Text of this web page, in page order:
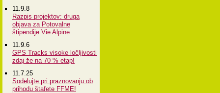
11.9.8
Razpis projektov: druga
objava za Potovalne
štipendije Vie Alpine
11.9.6
GPS Tracks visoke ločljivosti
zdaj že na 70 % etap!
11.7.25
Sodelujte pri praznovanju ob
prihodu štafete FFME!